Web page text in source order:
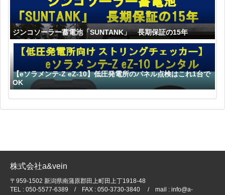
ジンコソーラー蓄電池「SUNTANK」 長期保証の15年
【eソラメンテ-Z eZ-10】低圧発電所のパネル点検はこれ1台で
OK
株式会社a&vein
〒959-1502 新潟県南蒲原郡田上町田上丁1918-48
TEL : 050-5577-6389 / FAX : 050-3730-3840 / mail : info@a-